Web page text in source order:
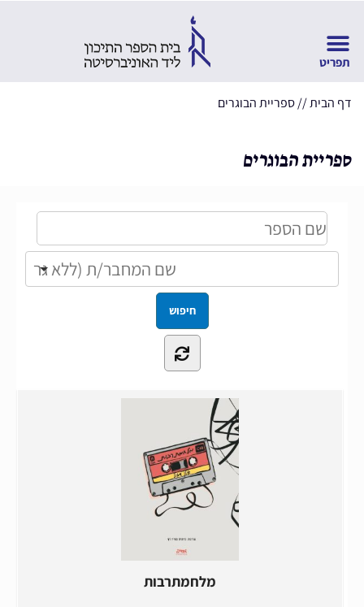
דף הבית//ספריית הבוגרים
ספריית הבוגרים
מלחמתרבות